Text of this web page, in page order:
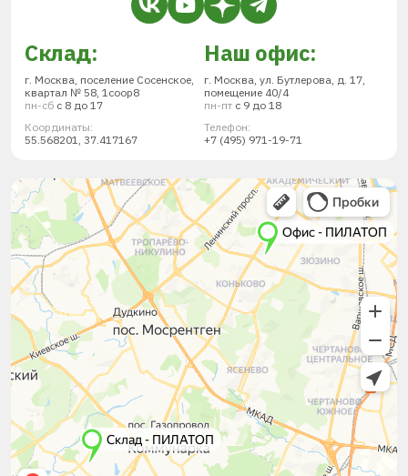
Склад:
г. Москва, поселение Сосенское,
квартал № 58, 1соор8
пн-сб с 8 до 17
Координаты:
55.568201, 37.417167
Наш офис:
г. Москва, ул. Бутлерова, д. 17,
помещение 40/4
пн-пт с 9 до 18
Телефон:
+7 (495) 971-19-71